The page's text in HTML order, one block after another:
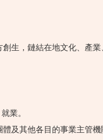
生，鏈結在地文化、產
業。
及其他各目的事業主管